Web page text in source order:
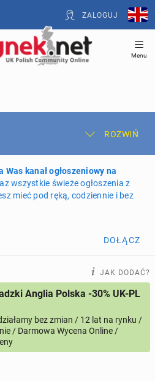
ZALOGUJ
Menu
ROZWIŃ
Moje ogłoszenia
i cennik ogłoszeń
ogłoszenia online
305 profili online
166ogłoszeń online
kanał ogłoszeniowy na
wszystkie świeże ogłoszenia z
mieć pod ręką, codziennie i bez
DOŁĄCZ
JAK DODAĆ?
Anglia Polska -30% UK-PL
bez zmian / 12 lat na rynku /
/ Darmowa Wycena Online /